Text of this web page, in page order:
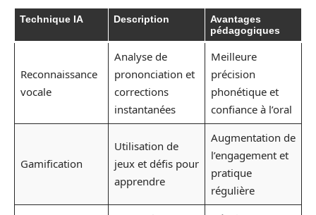
Technique IA Description
Avantages
pédagogiques
Reconnaissance
vocale
Analyse de
prononciation et
corrections
instantanées
Meilleure
précision
phonétique et
confiance à l’oral
Gamification
Utilisation de
jeux et défis pour
apprendre
Augmentation de
l’engagement et
pratique
régulière